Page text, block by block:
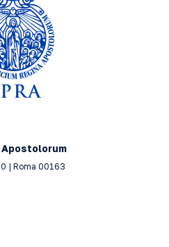
| Roma 00163